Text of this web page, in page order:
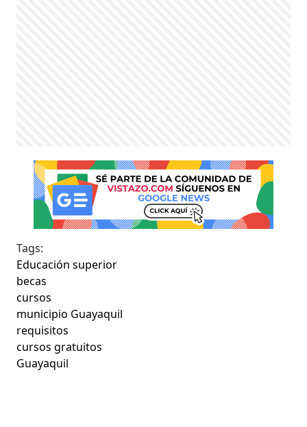
Tags:
Educación superior
becas
cursos
municipio Guayaquil
requisitos
cursos gratuitos
Guayaquil